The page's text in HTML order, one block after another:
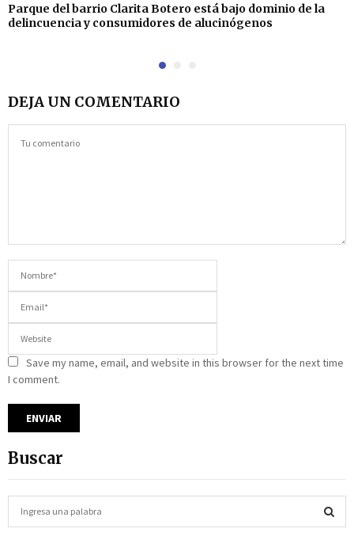
Parque del barrio Clarita Botero está bajo dominio de la
delincuencia y consumidores de alucinógenos
DEJA UN COMENTARIO
Save my name, email, and website in this browser for the next time
I comment.
Buscar